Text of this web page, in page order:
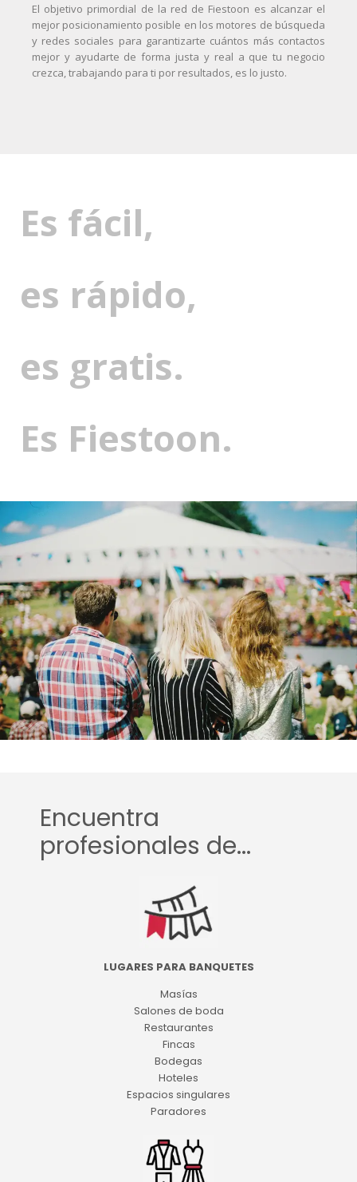
El objetivo primordial de la red de Fiestoon es alcanzar el
mejor posicionamiento posible en los motores de búsqueda
y redes sociales para garantizarte cuántos más contactos
mejor y ayudarte de forma justa y real a que tu negocio
crezca, trabajando para ti por resultados, es lo justo.
Es fácil,
es rápido,
es gratis.
Es Fiestoon.
Encuentra
profesionales de...
LUGARES PARA BANQUETES
Masías
Salones de boda
Restaurantes
Fincas
Bodegas
Hoteles
Espacios singulares
Paradores